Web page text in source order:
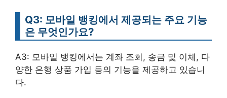
Q3: 모바일 뱅킹에서 제공되는 주요 기능
은 무엇인가요?
A3: 모바일 뱅킹에서는 계좌 조회, 송금 및 이체, 다
양한 은행 상품 가입 등의 기능을 제공하고 있습니
다.